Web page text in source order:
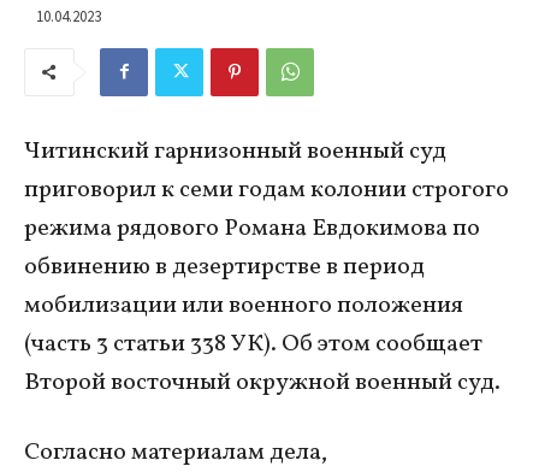
10.04.2023
Читинский гарнизонный военный суд
приговорил к семи годам колонии строгого
режима рядового Романа Евдокимова по
обвинению в дезертирстве в период
мобилизации или военного положения
(часть 3 статьи 338 УК). Об этом сообщает
Второй восточный окружной военный суд.
Согласно материалам дела,